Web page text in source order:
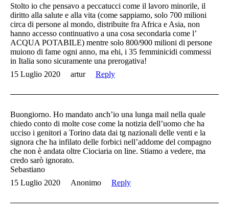
Stolto io che pensavo a peccatucci come il lavoro minorile, il
diritto alla salute e alla vita (come sappiamo, solo 700 milioni
circa di persone al mondo, distribuite fra Africa e Asia, non
hanno accesso continuativo a una cosa secondaria come l’
ACQUA POTABILE) mentre solo 800/900 milioni di persone
muiono di fame ogni anno, ma ehi, i 35 femminicidi commessi
in Italia sono sicuramente una prerogativa!
15 Luglio 2020
artur Reply
Buongiorno. Ho mandato anch’io una lunga mail nella quale
chiedo conto di molte cose come la notizia dell’uomo che ha
ucciso i genitori a Torino data dai tg nazionali delle venti e la
signora che ha infilato delle forbici nell’addome del compagno
che non è andata oltre Ciociaria on line. Stiamo a vedere, ma
credo sarò ignorato.
Sebastiano
15 Luglio 2020
Anonimo Reply